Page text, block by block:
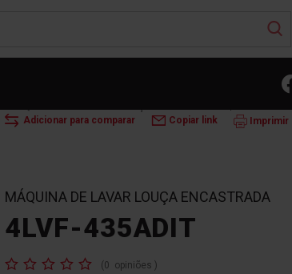
Adicionar para comparar Copiar link Imprimir
MÁQUINA DE LAVAR LOUÇA ENCASTRADA
4LVF-435ADIT
Classificação: (0 opiniões )